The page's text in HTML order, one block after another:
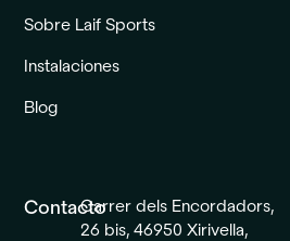
Sobre Laif Sports
Instalaciones
Blog
ContactoCarrer dels Encordadors,
26 bis, 46950 Xirivella,